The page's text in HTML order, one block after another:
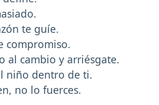
te guíe.
compromiso.
al cambio y arriésgate.
niño dentro de ti.
no lo fuerces.